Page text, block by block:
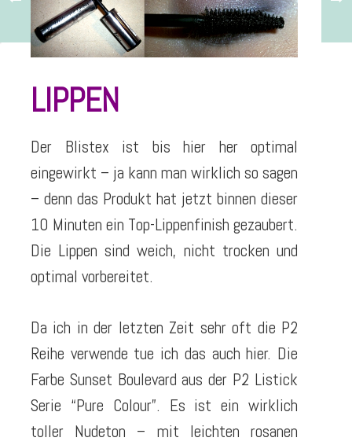
LIPPEN
Der Blistex ist bis hier her optimal
eingewirkt – ja kann man wirklich so sagen
– denn das Produkt hat jetzt binnen dieser
10 Minuten ein Top-Lippenfinish gezaubert.
Die Lippen sind weich, nicht trocken und
optimal vorbereitet.
Da ich in der letzten Zeit sehr oft die P2
Reihe verwende tue ich das auch hier. Die
Farbe Sunset Boulevard aus der P2 Listick
Serie “Pure Colour”. Es ist ein wirklich
toller Nudeton – mit leichten rosanen